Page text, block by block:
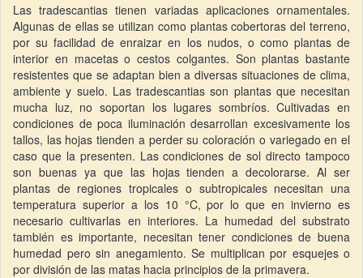
Las tradescantias tienen variadas aplicaciones ornamentales.
Algunas de ellas se utilizan como plantas cobertoras del terreno,
por su facilidad de enraizar en los nudos, o como plantas de
interior en macetas o cestos colgantes. Son plantas bastante
resistentes que se adaptan bien a diversas situaciones de clima,
ambiente y suelo. Las tradescantias son plantas que necesitan
mucha luz, no soportan los lugares sombríos. Cultivadas en
condiciones de poca iluminación desarrollan excesivamente los
tallos, las hojas tienden a perder su coloración o variegado en el
caso que la presenten. Las condiciones de sol directo tampoco
son buenas ya que las hojas tienden a decolorarse. Al ser
plantas de regiones tropicales o subtropicales necesitan una
temperatura superior a los 10 °C, por lo que en invierno es
necesario cultivarlas en interiores. La humedad del substrato
también es importante, necesitan tener condiciones de buena
humedad pero sin anegamiento. Se multiplican por esquejes o
por división de las matas hacia principios de la primavera.